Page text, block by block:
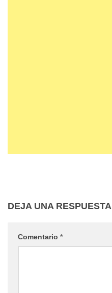
DEJA UNA RESPUESTA
Comentario *